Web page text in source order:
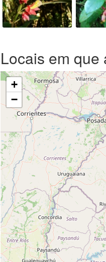
Locais em que
+
−